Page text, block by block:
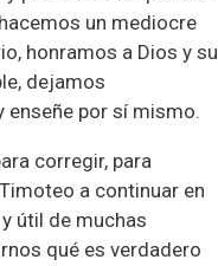
un mediocre
honramos a Dios y su
dejamos
enseñe por sí mismo.
corregir, para
a continuar en
útil de muchas
qué es verdadero